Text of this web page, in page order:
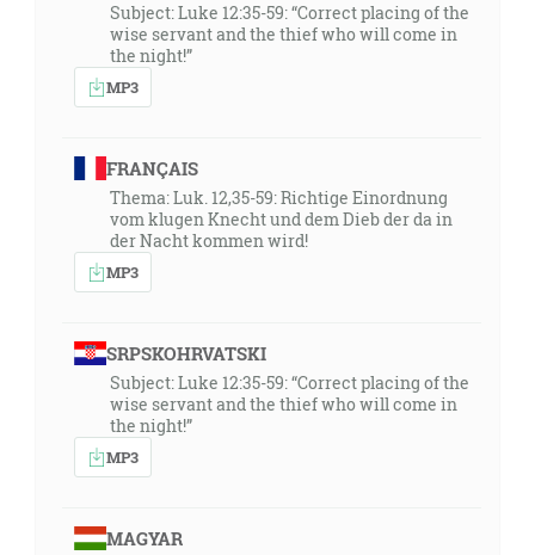
Subject: Luke 12:35-59: “Correct placing of the
wise servant and the thief who will come in
the night!”
MP3
FRANÇAIS
Thema: Luk. 12,35-59: Richtige Einordnung
vom klugen Knecht und dem Dieb der da in
der Nacht kommen wird!
MP3
SRPSKOHRVATSKI
Subject: Luke 12:35-59: “Correct placing of the
wise servant and the thief who will come in
the night!”
MP3
MAGYAR